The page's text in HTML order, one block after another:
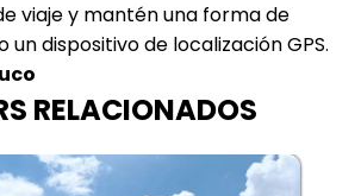
viaje y mantén una forma de
dispositivo de localización GPS.
RELACIONADOS